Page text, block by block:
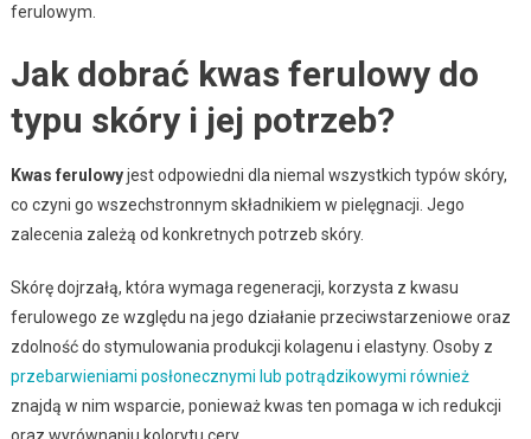
ferulowym.
Jak dobrać kwas ferulowy do
typu skóry i jej potrzeb?
Kwas ferulowyjest odpowiedni dla niemal wszystkich typów skóry,
co czyni go wszechstronnym składnikiem w pielęgnacji. Jego
zalecenia zależą od konkretnych potrzeb skóry.
Skórę dojrzałą, która wymaga regeneracji, korzysta z kwasu
ferulowego ze względu na jego działanie przeciwstarzeniowe oraz
zdolność do stymulowania produkcji kolagenu i elastyny. Osoby z
przebarwieniami posłonecznymi lub potrądzikowymi również
znajdą w nim wsparcie, ponieważ kwas ten pomaga w ich redukcji